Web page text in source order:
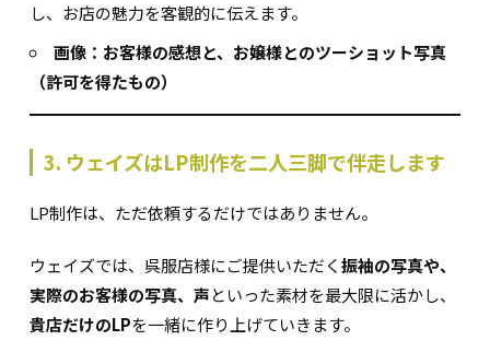
し、お店の魅力を客観的に伝えます。
画像：お客様の感想と、お嬢様とのツーショット写真
（許可を得たもの）
3. ウェイズはLP制作を二人三脚で伴走します
LP制作は、ただ依頼するだけではありません。
ウェイズでは、呉服店様にご提供いただく振袖の写真や、
実際のお客様の写真、声といった素材を最大限に活かし、
貴店だけのLPを一緒に作り上げていきます。